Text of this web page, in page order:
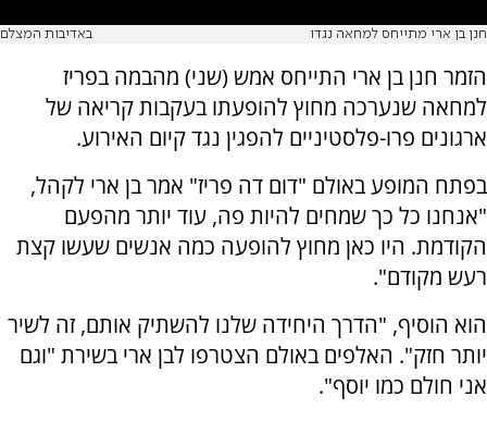
חנן בן ארי מתייחס למחאה נגדו באדיבות המצלם
הזמר חנן בן ארי התייחס אמש (שני) מהבמה בפריז
למחאה שנערכה מחוץ להופעתו בעקבות קריאה של
ארגונים פרו-פלסטיניים להפגין נגד קיום האירוע.
בפתח המופע באולם "דום דה פריז" אמר בן ארי לקהל,
"אנחנו כל כך שמחים להיות פה, עוד יותר מהפעם
הקודמת. היו כאן מחוץ להופעה כמה אנשים שעשו קצת
רעש מקודם".
הוא הוסיף, "הדרך היחידה שלנו להשתיק אותם, זה לשיר
יותר חזק". האלפים באולם הצטרפו לבן ארי בשירת "וגם
אני חולם כמו יוסף".